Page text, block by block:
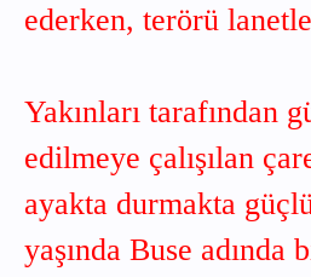
ederken, terörü
Yakınları tarafından
edilmeye çalışılan
ayakta durmakta
yaşında Buse adında